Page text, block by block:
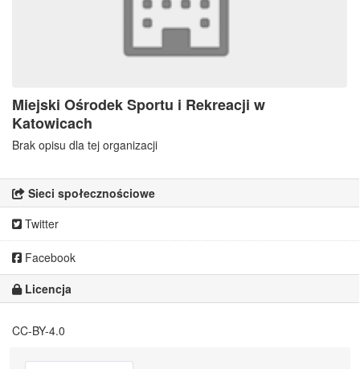
Miejski Ośrodek Sportu i Rekreacji w
Katowicach
Brak opisu dla tej organizacji
Sieci społecznościowe
Twitter
Facebook
Licencja
CC-BY-4.0